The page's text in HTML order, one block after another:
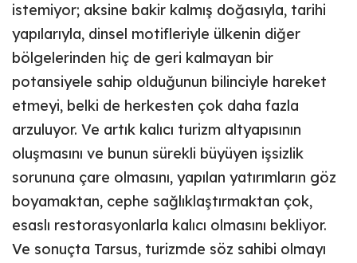
istemiyor; aksine bakir kalmış doğasıyla, tarihi
yapılarıyla, dinsel motifleriyle ülkenin diğer
bölgelerinden hiç de geri kalmayan bir
potansiyele sahip olduğunun bilinciyle hareket
etmeyi, belki de herkesten çok daha fazla
arzuluyor. Ve artık kalıcı turizm altyapısının
oluşmasını ve bunun sürekli büyüyen işsizlik
sorununa çare olmasını, yapılan yatırımların göz
boyamaktan, cephe sağlıklaştırmaktan çok,
esaslı restorasyonlarla kalıcı olmasını bekliyor.
Ve sonuçta Tarsus, turizmde söz sahibi olmayı